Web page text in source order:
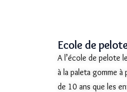
Ecole de
A l’école de pelote
à la paleta gomme à
de 10 ans que les